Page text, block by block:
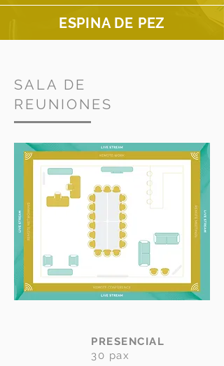
ESPINA DE PEZ
SALA DE
REUNIONES
PRESENCIAL
30 pax